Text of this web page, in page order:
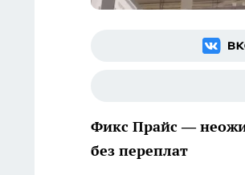
Фикс Прайс —
без переплат